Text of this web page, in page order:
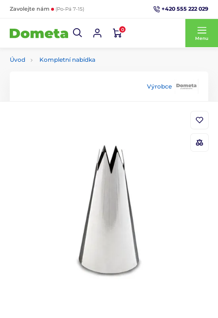
Zavolejte nám (Po-Pá 7-15) +420 555 222 029
0
Menu
Úvod Kompletní nabídka
Výrobce